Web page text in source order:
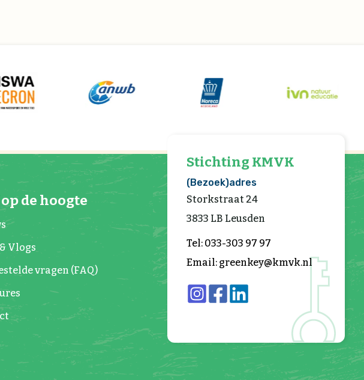
de hoogte
Vlogs
vragen (FAQ)
Stichting KMVK
(Bezoek)adres
Storkstraat 24
3833 LB Leusden
Tel: 033-303 97 97
Email: greenkey@kmvk.nl